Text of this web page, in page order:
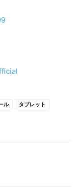
ル
タブレット